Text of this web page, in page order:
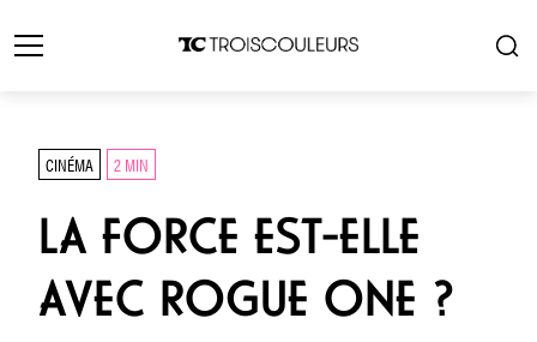
CINÉMA 2 MIN
LA FORCE EST-ELLE
AVEC ROGUE ONE ?